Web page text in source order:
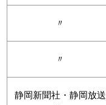
〃
〃
静岡新聞社・静岡放送